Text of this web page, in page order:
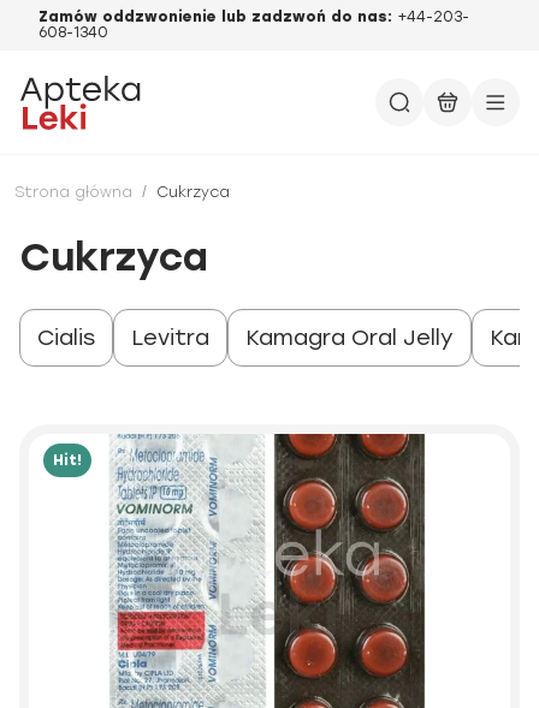
Zamów oddzwonienie lub zadzwoń do nas: +44-203-
608-1340
Strona główna / Cukrzyca
Cukrzyca
Cialis Levitra Kamagra Oral Jelly
Hit!